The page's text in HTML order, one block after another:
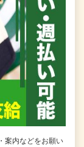
案内などをお願い